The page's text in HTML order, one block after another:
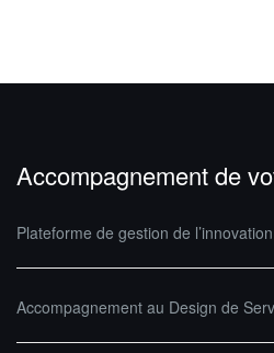
Accompagnement de
Plateforme de gestion de l’innovation
Accompagnement au Design de